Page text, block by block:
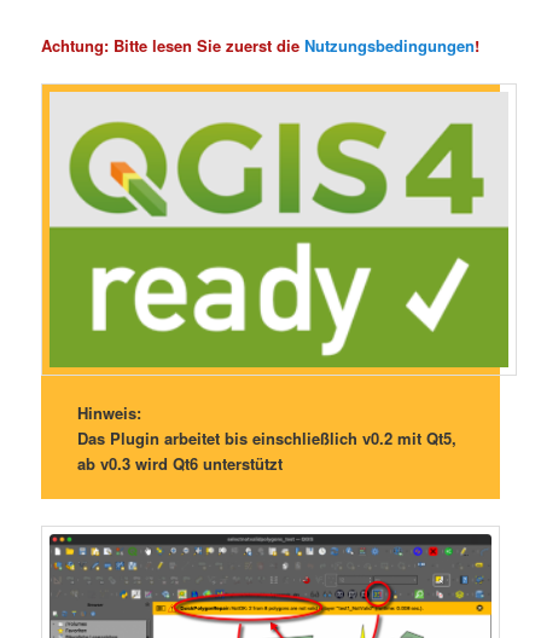
Achtung: Bitte lesen Sie zuerst dieNutzungsbedingungen!
Hinweis:
Das Plugin arbeitet bis einschließlich v0.2 mit Qt5,
ab v0.3 wird Qt6 unterstützt